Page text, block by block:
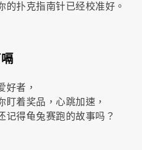
的扑克指南针已经校准好。
好者，
盯着奖品，心跳加速，
记得龟兔赛跑的故事吗？